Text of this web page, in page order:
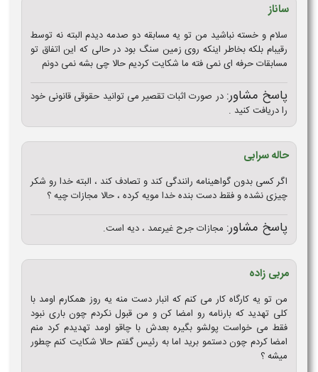
ساناز
سلام و خسته نباشید من تو یه مسابقه دو صدمه دیدم البته نه توسط
رقیبام بلکه بخاطر اینکه روی زمین سنگ بود در حالی که این اتفاق تو
مسابقات حرفه ای نمی فته ما شکایت کردیم حالا چی بشه نمی دونم
پاسخ مشاور: در صورت اثبات تقصیر می توانید حقوقی قانونی خود
را دریافت کنید .
حاله سرابی
اگر کسی بدون گواهینامه رانندگی کند و تصادف کند ، البته خدا رو شکر
چیزی نشده و فقط دست بنده خدا مویه کرده ، حالا مجازات چیه ؟
پاسخ مشاور: مجازات جرح غیرعمد ، دیه است.
مربی زاده
من تو یه کارگاه کار می کنم که انبار دست منه یه روز همکارم اومد با
کلی تهدید که بارنامه رو امضا کن و من قبول نکردم چون باری نبود
فقط می خواست پولشو بگیره بعدش با چاقو اومد تهدیدم کرد منم
امضا کردم چون دستمو برید اما به رئیس گفتم حالا شکایت کنم چطور
میشه ؟